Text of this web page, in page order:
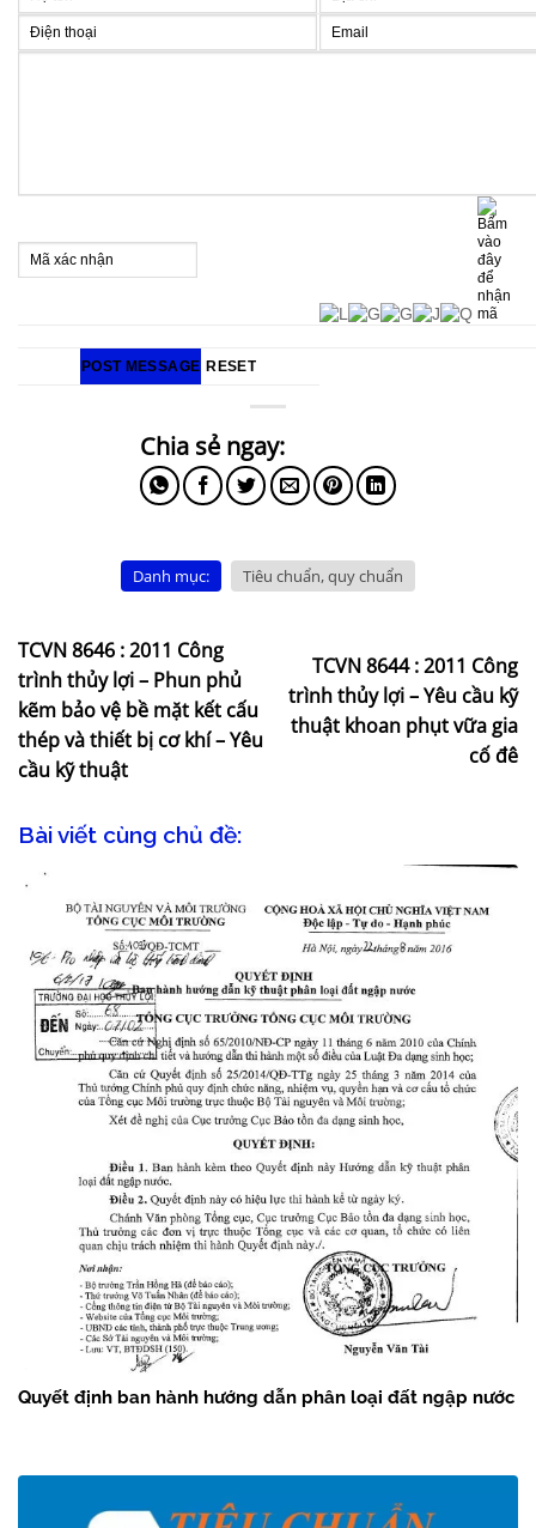
Danh mục: Tiêu chuẩn, quy chuẩn
TCVN 8646 : 2011 Công
trình thủy lợi – Phun phủ
kẽm bảo vệ bề mặt kết cấu
thép và thiết bị cơ khí – Yêu
cầu kỹ thuật
TCVN 8644 : 2011 Công
trình thủy lợi – Yêu cầu kỹ
thuật khoan phụt vữa gia
cố đê
Bài viết cùng chủ đề:
Quyết định ban hành hướng dẫn phân loại đất ngập nước